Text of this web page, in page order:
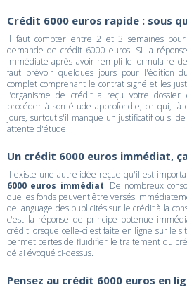
Crédit 6000 euros rapide : sous
Il faut compter entre 2 et 3 semaines
demande de crédit 6000 euros. Si la
immédiate après avoir rempli le formulaire
faut prévoir quelques jours pour l'édition
complet comprenant le contrat signé et les
l'organisme de crédit a reçu votre dossier
procéder à son étude approfondie, ce qui,
jours, surtout s'il manque un justificatif ou si
attente d'étude.
Un crédit 6000 euros immédiat,
Il existe une autre idée reçue qu'il est
6000 euros immédiat. De nombreux
que les fonds peuvent être versés
de language des publicités sur le crédit à la
c'est la réponse de principe obtenue
crédit lorsque celle-ci est faite en ligne sur le
permet certes de fluidifier le traitement du
délai évoqué ci-dessus.
Pensez au crédit 6000 euros en